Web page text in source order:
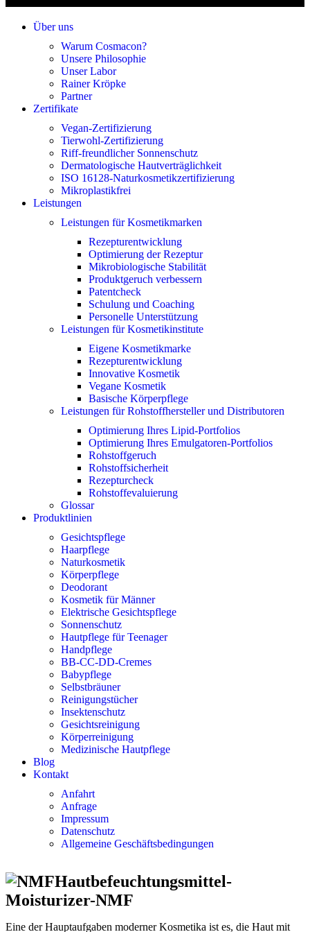
Über uns
Warum Cosmacon?
Unsere Philosophie
Unser Labor
Rainer Kröpke
Partner
Zertifikate
Vegan-Zertifizierung
Tierwohl-Zertifizierung
Riff-freundlicher Sonnenschutz
Dermatologische Hautverträglichkeit
ISO 16128-Naturkosmetikzertifizierung
Mikroplastikfrei
Leistungen
Leistungen für Kosmetikmarken
Rezepturentwicklung
Optimierung der Rezeptur
Mikrobiologische Stabilität
Produktgeruch verbessern
Patentcheck
Schulung und Coaching
Personelle Unterstützung
Leistungen für Kosmetikinstitute
Eigene Kosmetikmarke
Rezepturentwicklung
Innovative Kosmetik
Vegane Kosmetik
Basische Körperpflege
Leistungen für Rohstoffhersteller und Distributoren
Optimierung Ihres Lipid-Portfolios
Optimierung Ihres Emulgatoren-Portfolios
Rohstoffgeruch
Rohstoffsicherheit
Rezepturcheck
Rohstoffevaluierung
Glossar
Produktlinien
Gesichtspflege
Haarpflege
Naturkosmetik
Körperpflege
Deodorant
Kosmetik für Männer
Elektrische Gesichtspflege
Sonnenschutz
Hautpflege für Teenager
Handpflege
BB-CC-DD-Cremes
Babypflege
Selbstbräuner
Reinigungstücher
Insektenschutz
Gesichtsreinigung
Körperreinigung
Medizinische Hautpflege
Blog
Kontakt
Anfahrt
Anfrage
Impressum
Datenschutz
Allgemeine Geschäftsbedingungen
Hautbefeuchtungsmittel-
Moisturizer-NMF
Eine der Hauptaufgaben moderner Kosmetika ist es, die Haut mit